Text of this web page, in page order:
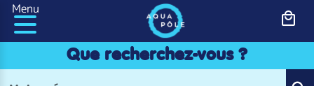
Panneau de gestion des cookies
Menu
Que recherchez-vous ?